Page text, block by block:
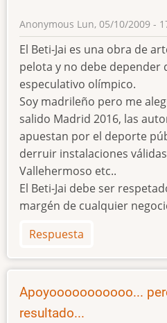
Anonymous Lun, 05/10/2009 -
El Beti-Jai es una obra de
pelota y no debe depender
especulativo olímpico.
Soy madrileño pero me
salido Madrid 2016, las
apuestan por el deporte
derruir instalaciones
Vallehermoso etc..
El Beti-Jai debe ser
margén de cualquier
Respuesta
Apoyooooooooooo...
resultado...